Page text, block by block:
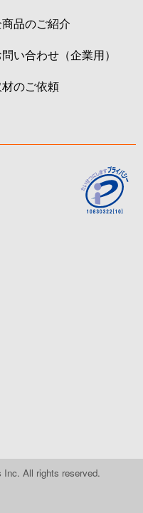
品のご紹介
い合わせ（企業用）
のご依頼
All rights reserved.